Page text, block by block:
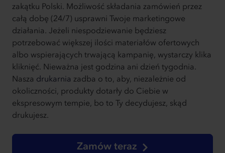
zakątku Polski. Możliwość składania zamówień przez
całą dobę (24/7) usprawni Twoje marketingowe
działania. Jeżeli niespodziewanie będziesz
potrzebować większej ilości materiałów ofertowych
albo wspierających trwającą kampanię, wystarczy klika
kliknięć. Nieważna jest godzina ani dzień tygodnia.
Nasza drukarnia zadba o to, aby, niezależnie od
okoliczności, produkty dotarły do Ciebie w
ekspresowym tempie, bo to Ty decydujesz, skąd
drukujesz.
Zamów teraz